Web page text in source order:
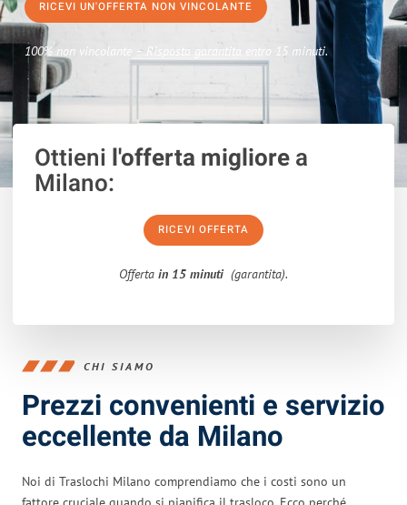
RICEVI UN'OFFERTA NON VINCOLANTE
100% non vincolante – Risposta garantita entro 15 minuti.
Ottieni l'offerta migliorea
Milano:
RICEVI OFFERTA
Offerta in 15 minuti (garantita).
CHI SIAMO
Prezzi convenienti e servizio
eccellente da Milano
Noi di Traslochi Milano comprendiamo che i costi sono un